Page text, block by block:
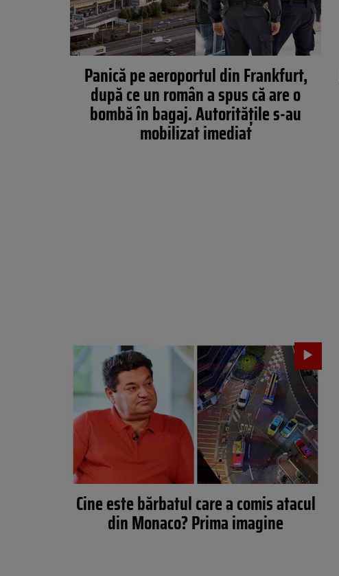
Panică pe aeroportul din Frankfurt,
după ce un român a spus că are o
bombă în bagaj. Autoritățile s-au
mobilizat imediat
Cine este bărbatul care a comis atacul
din Monaco? Prima imagine